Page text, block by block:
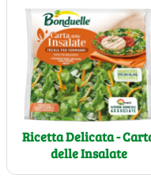
Ricetta Delicata -
delle Insalate